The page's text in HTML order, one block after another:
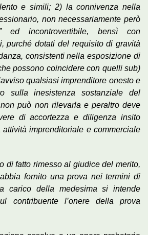
e simili; 2) la connivenza nella
non necessariamente però
ed incontrovertibile, bensì con
purché dotati del requisito di gravità
consistenti nella esposizione di
possono coincidere con quelli sub)
qualsiasi imprenditore onesto e
sulla inesistenza sostanziale del
può non rilevarla e peraltro deve
di accortezza e diligenza insito
attività imprenditoriale e commerciale
di fatto rimesso al giudice del merito,
fornito una prova nei termini di
carico della medesima si intende
contribuente l’onere della prova